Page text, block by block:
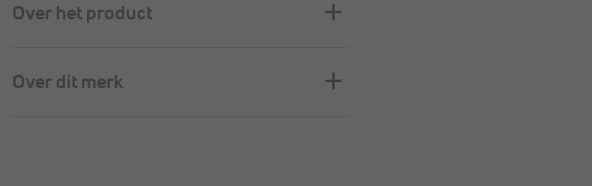
Over het product
Over dit merk